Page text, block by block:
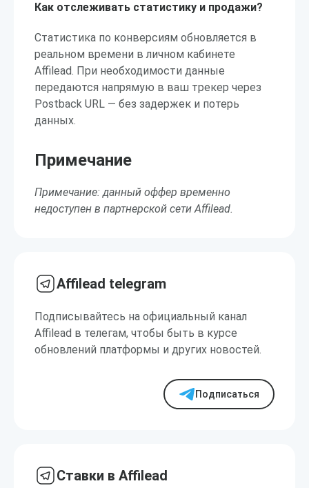
Как отслеживать статистику и продажи?
Статистика по конверсиям обновляется в
реальном времени в личном кабинете
Affilead. При необходимости данные
передаются напрямую в ваш трекер через
Postback URL — без задержек и потерь
данных.
Примечание
Примечание: данный оффер временно
недоступен в партнерской сети Affilead.
Affilead telegram
Подписывайтесь на официальный канал
Affilead в телегам, чтобы быть в курсе
обновлений платформы и других новостей.
Подписаться
Ставки в Affilead